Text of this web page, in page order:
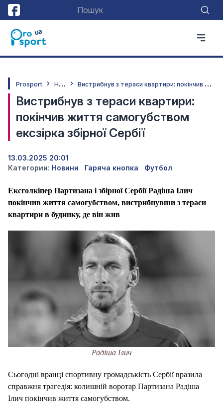
Prosport Н
овини В
истрибнув з тераси квартири: покінчив життя самогубством ексзірка збірної Сербії
Вистрибнув з тераси квартири:
покінчив життя самогубством
ексзірка збірної Сербії
13.03.2025 20:01
Категории: Новини Гаряча кнопка Футбол
Ексголкіпер Партизана і збірної Сербії Радіша Ілич
покінчив життя самогубством, вистрибнувши з тераси
квартири в будинку, де він жив
Радіша Ілич
Сьогодні вранці спортивну громадськість Сербії вразила
справжня трагедія: колишній воротар Партизана Радіша
Ілич покінчив життя самогубством.